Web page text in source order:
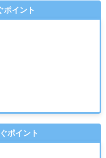
ポイント
ポイント